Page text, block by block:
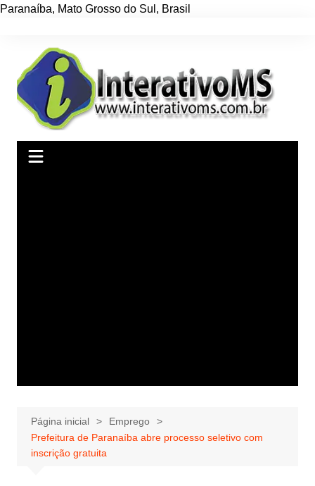
Paranaíba, Mato Grosso do Sul , Brasil
conteúdo
Página inicial
Emprego
Prefeitura de Paranaíba abre processo seletivo com
inscrição gratuita